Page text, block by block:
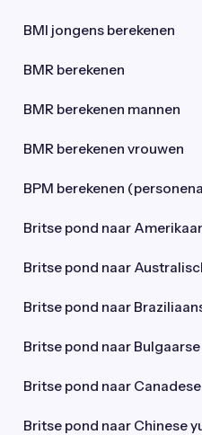
BMI jongens berekenen
BMR berekenen
BMR berekenen mannen
BMR berekenen vrouwen
BPM berekenen
Britse pond naar
Britse pond naar
Britse pond naar
Britse pond naar
Britse pond naar
Britse pond naar Chinese